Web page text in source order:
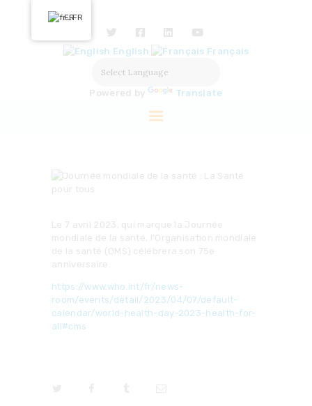
English Français
Powered by Translate
ACCUEIL
NOUS DÉCOUVRIR
NOS ACTIONS
Le 7 avril 2023, qui marque la Journée
mondiale de la santé, l’Organisation mondiale
de la santé (OMS) célébrera son 75e
anniversaire.
https://www.who.int/fr/news-
room/events/detail/2023/04/07/default-
calendar/world-health-day-2023-health-for-
all#cms
FR